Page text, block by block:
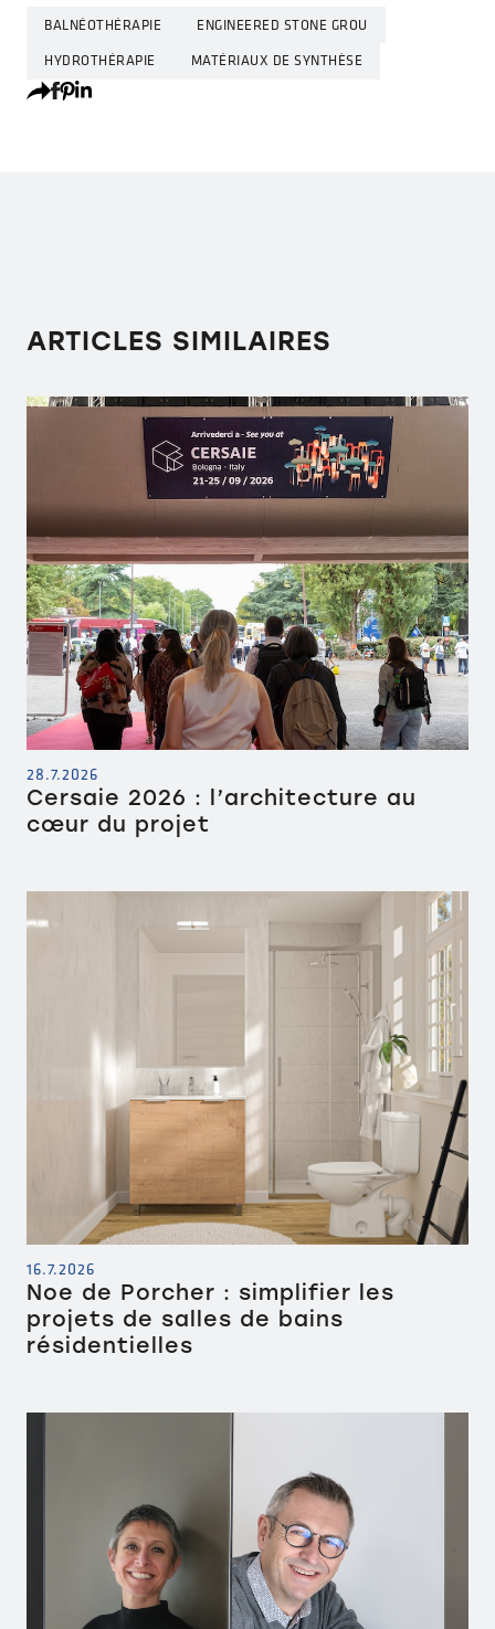
BALNÉOTHÉRAPIE ENGINEERED STONE GROU
HYDROTHÉRAPIE MATÉRIAUX DE SYNTHÈSE
ARTICLES SIMILAIRES
28.7.2026
Cersaie 2026 : l’architecture au
cœur du projet
16.7.2026
Noe de Porcher : simplifier les
projets de salles de bains
résidentielles